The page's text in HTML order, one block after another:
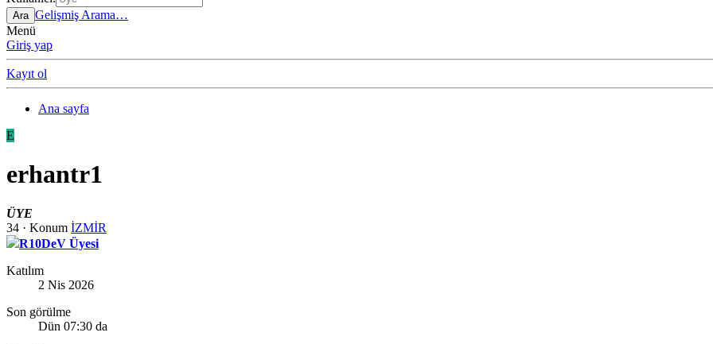
Ara Gelişmiş Arama…
Menü
Giriş yap
Kayıt ol
Ana sayfa
E
erhantr1
ÜYE
34 · Konum İZMİR
R10DeV Üyesi
Katılım
2 Nis 2026
Son görülme
Dün 07:30 da